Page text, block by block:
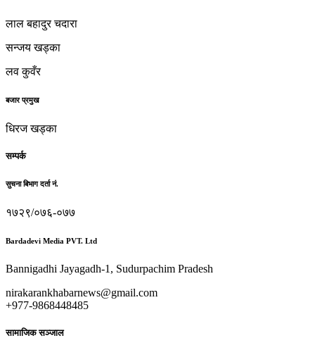
लाल बहादुर चदारा
सन्जय खड्का
लव कुवँर
बजार प्रमुख
धिरज खड्का
सम्पर्क
सुचना बिभाग दर्ता नं.
१७२९/०७६-०७७
Bardadevi Media PVT. Ltd
Bannigadhi Jayagadh-1, Sudurpachim Pradesh
nirakarankhabarnews@gmail.com
+977-9868448485
सामाजिक सञ्जाल